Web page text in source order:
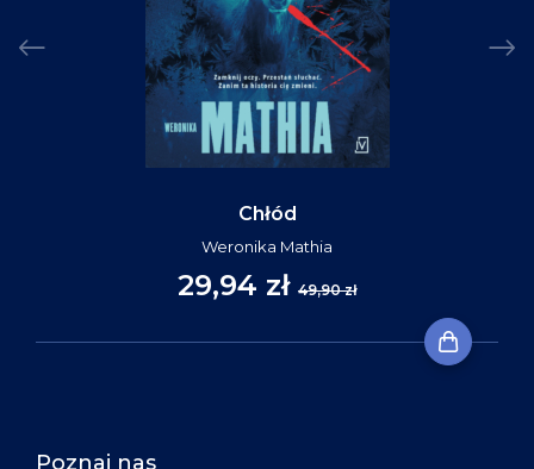
Chłód
Weronika Mathia
29,94 zł 49,90 zł
Poznaj nas